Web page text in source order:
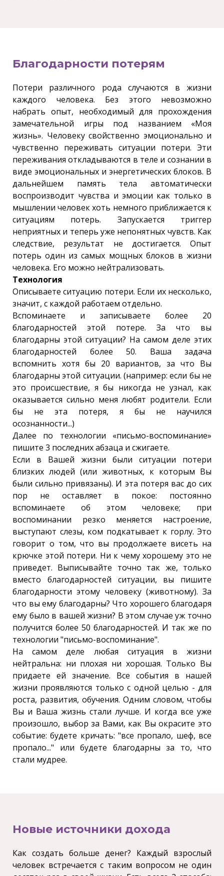
Благодарности потерям
Потери различного рода случаются в жизни
каждого человека. Без этого невозможно
набрать опыт, необходимый для прохождения
замечательной игры под названием «Моя
жизнь». Человеку свойственно эмоционально и
чувственно переживать ситуации потери. Эти
переживания откладываются в теле и сознании в
виде эмоциональных и энергетических блоков. В
дальнейшем память тела автоматически
воспроизводит чувства и эмоции как только в
мышлении человек хоть немного приближается к
ситуациям потерь. Запускается триггер
неприятных и теперь уже непонятных чувств. Как
следствие, результат не достигается. Опыт
потерь один из самых мощных блоков в жизни
человека. Его можно нейтрализовать.
Технология
Описываете ситуацию потери. Если их несколько,
значит, с каждой работаем отдельно.
Вспоминаете и записываете более 20
благодарностей этой потере. За что вы
благодарны этой ситуации? На самом деле этих
благодарностей более 50. Ваша задача
вспомнить хотя бы 20 вариантов, за что Вы
благодарны этой ситуации. (например: если бы не
это происшествие, я бы никогда не узнал, как
оказывается сильно меня любят родители. Если
бы не эта потеря, я бы не научился
осознанности...)
Далее по технологии «письмо-воспоминание»
пишите 3 последних абзаца и сжигаете.
Если в Вашей жизни были ситуации потери
близких людей (или животных, к которым Вы
были сильно привязаны). И эта потеря вас до сих
пор не оставляет в покое: постоянно
вспоминаете об этом человеке; при
воспоминании резко меняется настроение,
выступают слезы, ком подкатывает к горлу. Это
говорит о том, что вы продолжаете висеть на
крючке этой потери. Ни к чему хорошему это не
приведет. Выписывайте точно так же, только
вместо благодарностей ситуации, вы пишите
благодарности этому человеку (животному). За
что вы ему благодарны? Что хорошего благодаря
ему было в вашей жизни? В этом случае уж точно
получится более 50 благодарностей. И так же по
технологии "письмо-воспоминание".
На самом деле любая ситуация в жизни
нейтральна: ни плохая ни хорошая. Только Вы
придаете ей значение. Все события в нашей
жизни проявляются только с одной целью - для
роста, развития, обучения. Одним словом, чтобы
Вы и Ваша жизнь стали лучше. И когда все уже
произошло, выбор за Вами, как Вы окрасите это
событие: будете кричать: "все пропало, шеф, все
пропало..." или будете благодарны за то, что
стали мудрее.
Новые источники дохода
Как создать больше денег? Каждый взрослый
человек встречается с таким вопросом не один